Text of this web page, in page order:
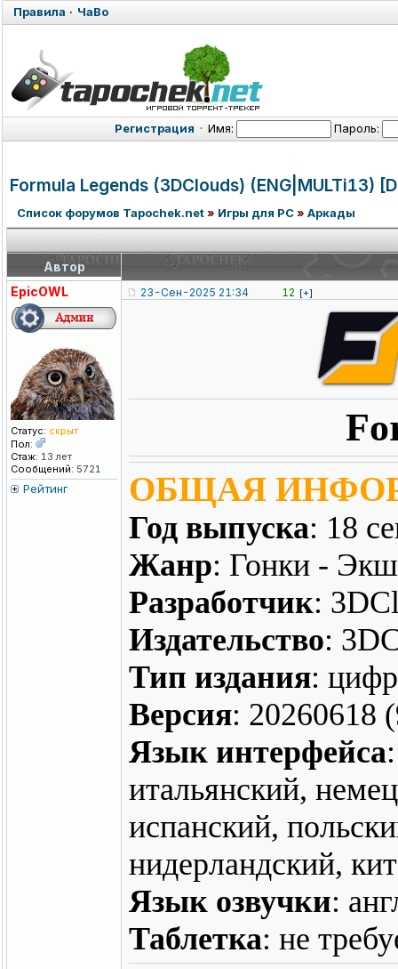
Правила · ЧаВо
Регистрация · Имя: Пароль:
Formula Legends (3DClouds) (ENG|MULTi13)
Список форумов Tapochek.net» Игры для PC» Аркады
Автор
EpicOWL
Статус: скрыт
Пол:
Стаж: 13 лет
Сообщений: 5721
Рейтинг
23-Сен-2025 21:34 12 [+]
ОБЩАЯ
Год выпуска: 18
Жанр: Гонки -
Разработчик:
Издательство:
Тип издания:
Версия: 20260618
Язык интерфейса
итальянский,
испанский,
нидерландский,
Язык озвучки:
Таблетка: не